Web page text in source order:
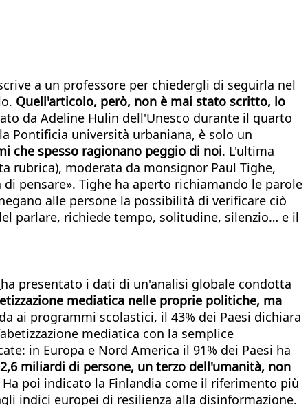
a un professore per chiedergli di seguirla nel
Quell'articolo, però, non è mai stato scritto, lo
da Adeline Hulin dell'Unesco durante il quarto
Pontificia università urbaniana, è solo un
che spesso ragionano peggio di noi. L'ultima
rubrica), moderata da monsignor Paul Tighe,
pensare». Tighe ha aperto richiamando le parole
alle persone la possibilità di verificare ciò
parlare, richiede tempo, solitudine, silenzio… e il
ha presentato i dati di un'analisi globale condotta
mediatica nelle proprie politiche, ma
ai programmi scolastici, il 43% dei Paesi dichiara
mediatica con la semplice
in Europa e Nord America il 91% dei Paesi ha
2,6 miliardi di persone, un terzo dell'umanità, non
Ha poi indicato la Finlandia come il riferimento più
indici europei di resilienza alla disinformazione.